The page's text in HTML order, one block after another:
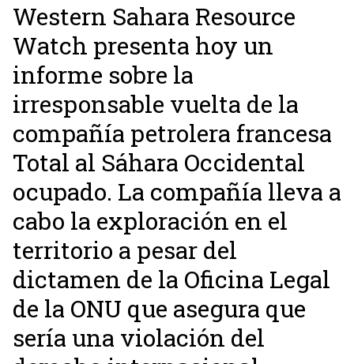
Western Sahara Resource
Watch presenta hoy un
informe sobre la
irresponsable vuelta de la
compañía petrolera francesa
Total al Sáhara Occidental
ocupado. La compañía lleva a
cabo la exploración en el
territorio a pesar del
dictamen de la Oficina Legal
de la ONU que asegura que
sería una violación del